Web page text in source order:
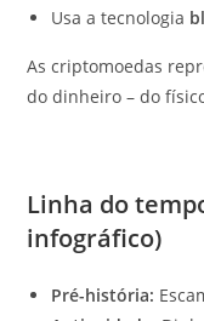
Usa a tecnologia
As criptomoedas
do dinheiro – do
Linha do
infográfico)
Pré-história: